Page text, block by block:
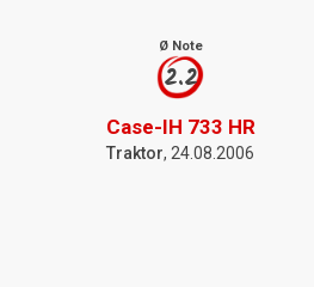
Ø Note
2.2
Case-IH 733 HR
Traktor, 24.08.2006